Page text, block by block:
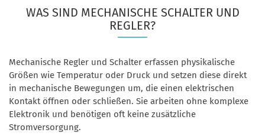
WAS SIND MECHANISCHE SCHALTER UND
REGLER?
Mechanische Regler und Schalter erfassen physikalische
Größen wie Temperatur oder Druck und setzen diese direkt
in mechanische Bewegungen um, die einen elektrischen
Kontakt öffnen oder schließen. Sie arbeiten ohne komplexe
Elektronik und benötigen oft keine zusätzliche
Stromversorgung.